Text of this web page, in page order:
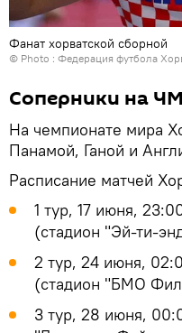
Фанат хорватской сборной
© Photo : Федерация футбола
Соперники на ЧМ
На чемпионате мира
Панамой, Ганой и
Расписание матчей
1 тур, 17 июня,
(стадион "Эй-ти-
2 тур, 24 июня,
(стадион "БМО
3 тур, 28 июня,